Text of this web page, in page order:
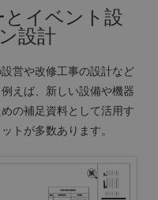
イベント設
設計
営や改修工事の設計など
えば、新しい設備や機器
の補足資料として活用す
トが多数あります。